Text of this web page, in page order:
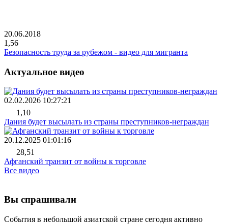
20.06.2018
1,56
Безопасность труда за рубежом - видео для мигранта
Актуальное видео
02.02.2026 10:27:21
1,10
Дания будет высылать из страны преступников-неграждан
20.12.2025 01:01:16
28,51
Афганский транзит от войны к торговле
Все видео
Вы спрашивали
События в небольшой азиатской стране сегодня активно